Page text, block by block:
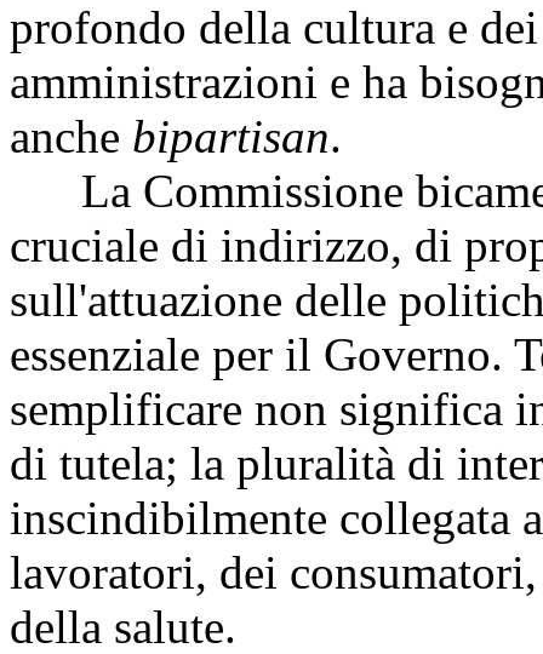
profondo della cultura e
amministrazioni e ha
anche bipartisan.
La Commissione
cruciale di indirizzo, di
sull'attuazione delle
essenziale per il Governo.
semplificare non significa
di tutela; la pluralità di
inscindibilmente collegata
lavoratori, dei
della salute.